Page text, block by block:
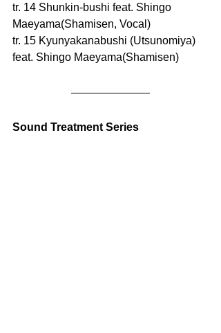
tr. 14 Shunkin-bushi feat. Shingo
Maeyama(Shamisen, Vocal)
tr. 15 Kyunyakanabushi (Utsunomiya)
feat. Shingo Maeyama(Shamisen)
Sound Treatment Series